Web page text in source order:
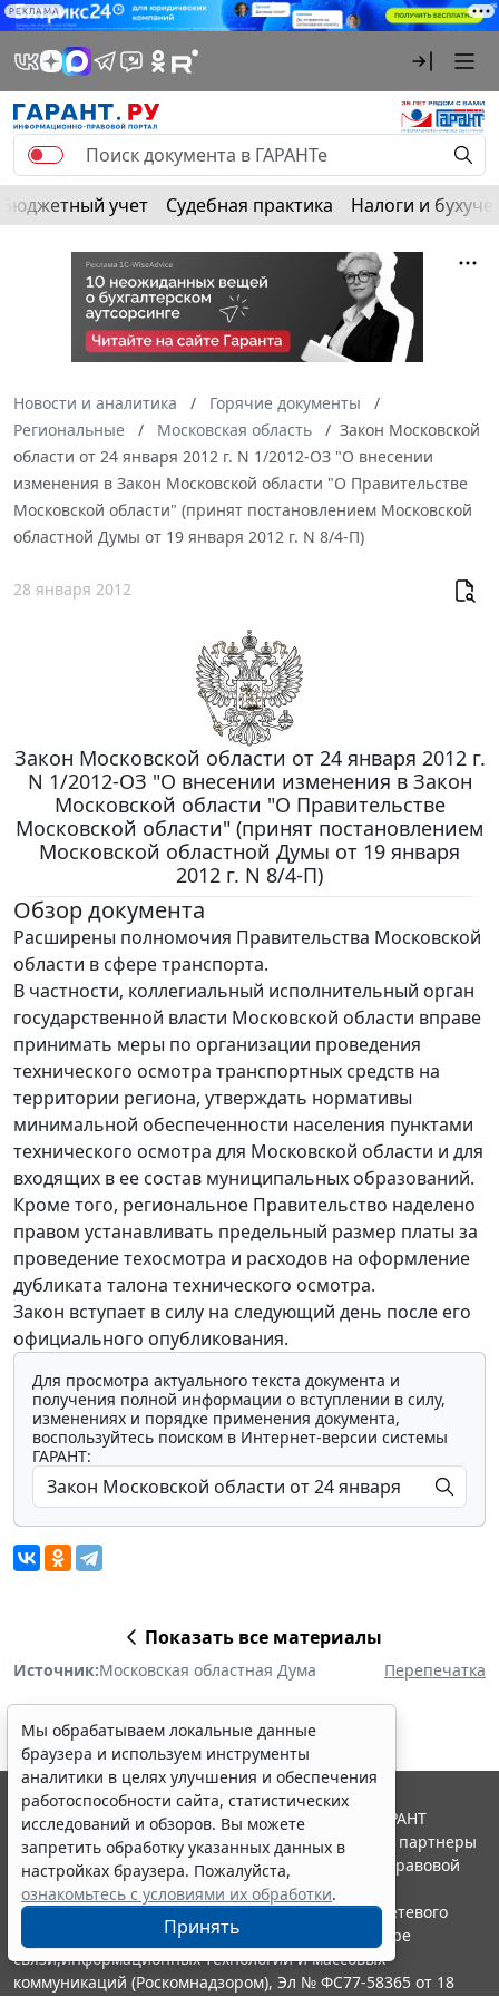
РЕКЛАМА
Бюджетный учет Судебная практика Налоги и
Новости и аналитика
Горячие документы
Региональные
Московская область
Закон Московской
области от 24 января 2012 г. N 1/2012-ОЗ "О внесении
изменения в Закон Московской области "О Правительстве
Московской области" (принят постановлением Московской
областной Думы от 19 января 2012 г. N 8/4-П)
28 января 2012
Закон Московской области от 24 января 2012 г.
N 1/2012-ОЗ "О внесении изменения в Закон
Московской области "О Правительстве
Московской области" (принят постановлением
Московской областной Думы от 19 января
2012 г. N 8/4-П)
Обзор документа
Расширены полномочия Правительства Московской
области в сфере транспорта.
В частности, коллегиальный исполнительный орган
государственной власти Московской области вправе
принимать меры по организации проведения
технического осмотра транспортных средств на
территории региона, утверждать нормативы
минимальной обеспеченности населения пунктами
технического осмотра для Московской области и для
входящих в ее состав муниципальных образований.
Кроме того, региональное Правительство наделено
правом устанавливать предельный размер платы за
проведение техосмотра и расходов на оформление
дубликата талона технического осмотра.
Закон вступает в силу на следующий день после его
официального опубликования.
Для просмотра актуального текста документа и
получения полной информации о вступлении в силу,
изменениях и порядке применения документа,
воспользуйтесь поиском в Интернет-версии системы
ГАРАНТ:
Показать все материалы
Источник:Московская областная Дума Перепечатка
Мы обрабатываем локальные данные
браузера и используем инструменты
аналитики в целях улучшения и обеспечения
работоспособности сайта, статистических
исследований и обзоров. Вы можете
запретить обработку указанных данных в
настройках браузера. Пожалуйста,
ознакомьтесь с условиями их обработки.
Принять
© ООО "НПП "ГАРАНТ-СЕРВИС", 2026. Система ГАРАНТ
выпускается с 1990 года. Компания "Гарант" и ее партнеры
являются участниками Российской ассоциации правовой
информации ГАРАНТ.
Портал ГАРАНТ.РУ зарегистрирован в качестве сетевого
издания Федеральной службой по надзору в сфере
связи,информационных технологий и массовых
коммуникаций (Роскомнадзором), Эл № ФС77-58365 от 18